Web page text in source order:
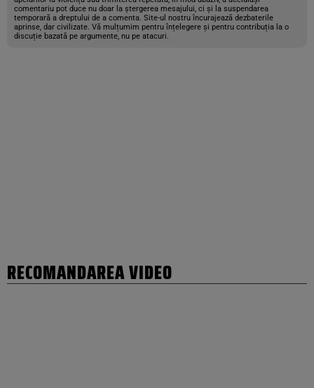
comentariu pot duce nu doar la ștergerea mesajului, ci și la suspendarea
temporară a dreptului de a comenta. Site-ul nostru încurajează dezbaterile
aprinse, dar civilizate. Vă mulțumim pentru înțelegere și pentru contribuția la o
discuție bazată pe argumente, nu pe atacuri.
RECOMANDAREA VIDEO